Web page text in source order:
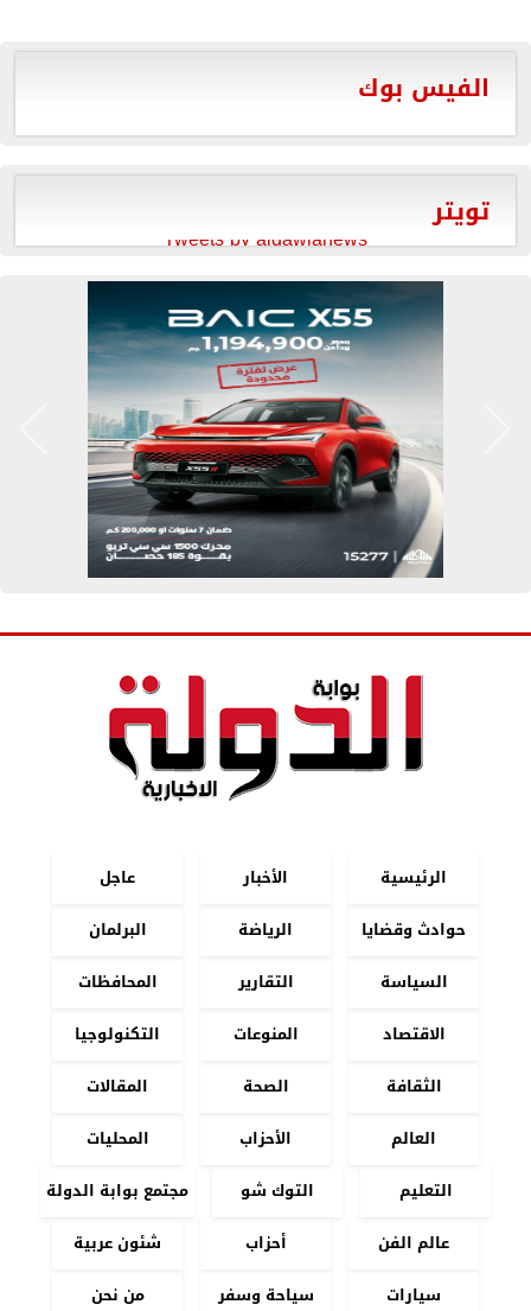
الفيس بوك
تويتر
Tweets by aldawlanews
الرئيسية الأخبار
عاجل
حوادث وقضايا
الرياضة
البرلمان
السياسة
التقارير
المحافظات
الاقتصاد
المنوعات
التكنولوجيا
الثقافة
الصحة
المقالات
العالم
الأحزاب
المحليات
التعليم
التوك شو
مجتمع بوابة الدولة
عالم الفن
أحزاب
شئون عربية
سيارات
سياحة وسفر من نحن